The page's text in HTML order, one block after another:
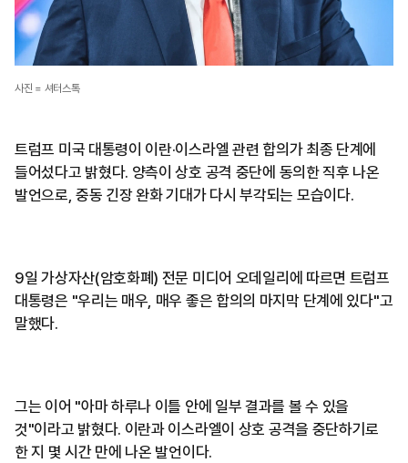
사진 = 셔터스톡
트럼프 미국 대통령이 이란·이스라엘 관련 합의가 최종 단계에
들어섰다고 밝혔다. 양측이 상호 공격 중단에 동의한 직후 나온
발언으로, 중동 긴장 완화 기대가 다시 부각되는 모습이다.
9일 가상자산(암호화폐) 전문 미디어 오데일리에 따르면 트럼프
대통령은 "우리는 매우, 매우 좋은 합의의 마지막 단계에 있다"고
말했다.
그는 이어 "아마 하루나 이틀 안에 일부 결과를 볼 수 있을
것"이라고 밝혔다. 이란과 이스라엘이 상호 공격을 중단하기로
한 지 몇 시간 만에 나온 발언이다.